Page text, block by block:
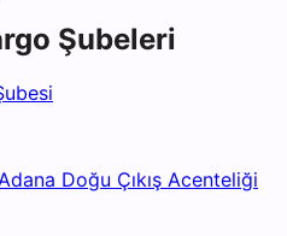
Şubeleri
Doğu Çıkış Acenteliği